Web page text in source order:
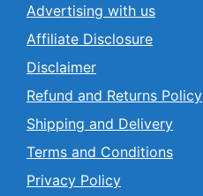
Advertising with us
Affiliate Disclosure
Disclaimer
Refund and Returns Policy
Shipping and Delivery
Terms and Conditions
Privacy Policy